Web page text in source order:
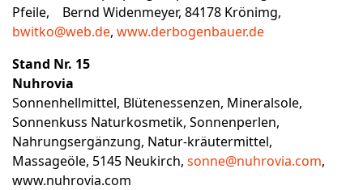
Pfeile, Bernd Widenmeyer, 84178 Krönimg,
bwitko@web.de, www.derbogenbauer.de
Stand Nr. 15
Nuhrovia
Sonnenhellmittel, Blütenessenzen, Mineralsole,
Sonnenkuss Naturkosmetik, Sonnenperlen,
Nahrungsergänzung, Natur-kräutermittel,
Massageöle, 5145 Neukirch, sonne@nuhrovia.com,
www.nuhrovia.com